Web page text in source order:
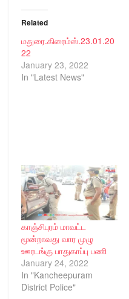
Related
மதுரை.கிரைம்ஸ்.23.01.20
22
January 23, 2022
In "Latest News"
காஞ்சிபுரம் மாவட்ட
மூன்றாவது வார முழு
ஊரடங்கு பாதுகாப்பு பணி
January 24, 2022
In "Kancheepuram
District Police"